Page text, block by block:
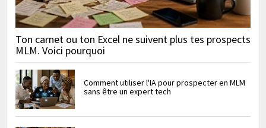
Ton carnet ou ton Excel ne suivent plus tes prospects
MLM. Voici pourquoi
Comment utiliser l'IA pour prospecter en MLM
sans être un expert tech